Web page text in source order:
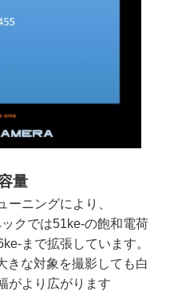
量
ーニングにより、
クでは51ke-の飽和電荷
まで拡張しています。
きな対象を撮影しても白
がより広がります